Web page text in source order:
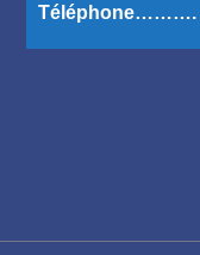
Téléphone……….